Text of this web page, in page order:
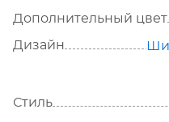
Дополнительный цвет
Дизайн
Стиль